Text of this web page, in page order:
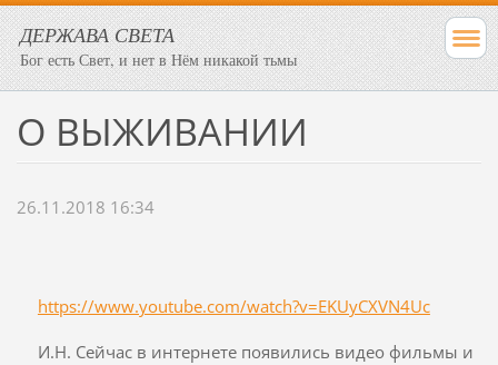
ДЕРЖАВА СВЕТА
Бог есть Свет, и нет в Нём никакой тьмы
О ВЫЖИВАНИИ
26.11.2018 16:34
https://www.youtube.com/watch?v=EKUyCXVN4Uc
И.Н. Сейчас в интернете появились видео фильмы и